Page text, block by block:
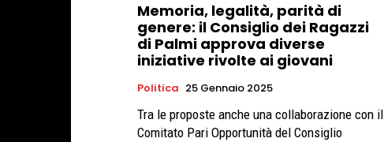
Memoria, legalità, parità di
genere: il Consiglio dei Ragazzi
di Palmi approva diverse
iniziative rivolte ai giovani
Politica 25 Gennaio 2025
Tra le proposte anche una collaborazione con il
Comitato Pari Opportunità del Consiglio